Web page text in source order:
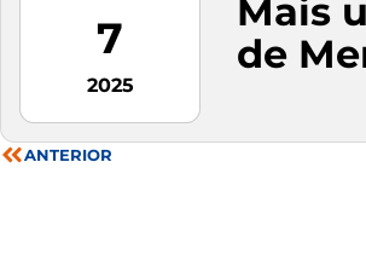
7
2025
Mais
de
ANTERIOR